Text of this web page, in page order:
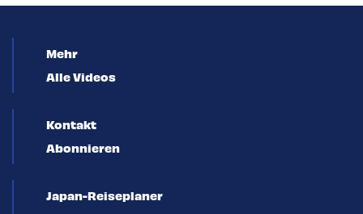
Mehr
Alle Videos
Kontakt
Abonnieren
Japan-Reiseplaner